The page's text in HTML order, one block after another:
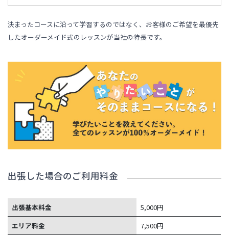
決まったコースに沿って学習するのではなく、お客様のご希望を最優先
したオーダーメイド式のレッスンが当社の特長です。
出張した場合のご利用料金
出張基本料金
5,000円
エリア料金
7,500円